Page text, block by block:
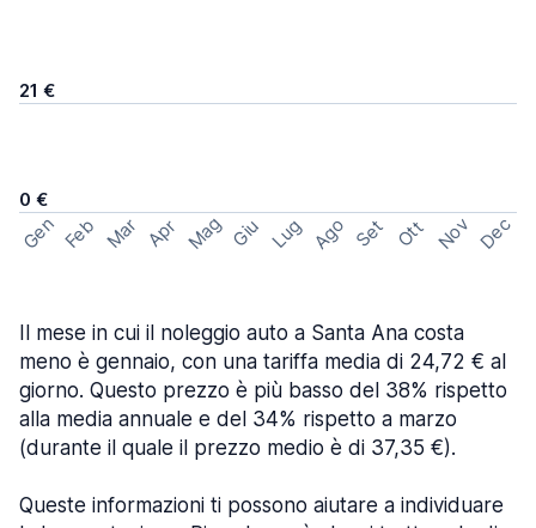
21 €
0 €
Gen Feb Mar Apr Mag Giu Lug Ago Set Ott Nov Dec
Il mese in cui il noleggio auto a Santa Ana costa
meno è gennaio, con una tariffa media di 24,72 € al
giorno. Questo prezzo è più basso del 38% rispetto
alla media annuale e del 34% rispetto a marzo
(durante il quale il prezzo medio è di 37,35 €).
Queste informazioni ti possono aiutare a individuare